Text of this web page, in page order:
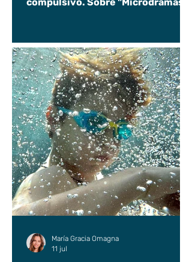
compulsivo. Sobre "Microdramas".
María Gracia Omagna
11 jul